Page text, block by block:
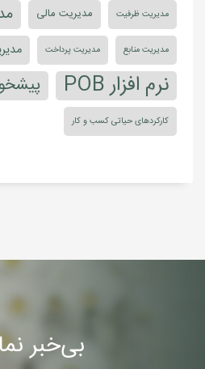
مدیریت ظرفیت مدیریت مالی
مدیریت منابع مدیریت پرداخت
نرم افزار POB
کارکردهای حیاتی کسب و کار
بی‌خبر